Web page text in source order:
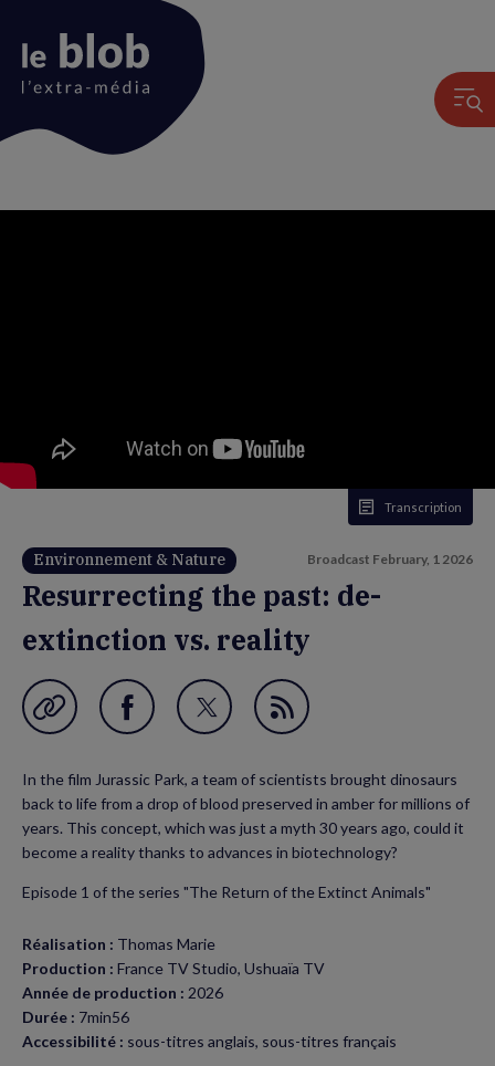
Transcription
Environnement & Nature Broadcast February, 1 2026
Resurrecting the past: de-
extinction vs. reality
Garder en favori
Share
Facebook
(new
window)
Share
Twitter
(new
window)
Flux
In the film Jurassic Park, a team of scientists brought dinosaurs
back to life from a drop of blood preserved in amber for millions of
years. This concept, which was just a myth 30 years ago, could it
become a reality thanks to advances in biotechnology?
Episode 1 of the series "The Return of the Extinct Animals"
Réalisation : Thomas Marie
Production : France TV Studio, Ushuaïa TV
Année de production : 2026
Durée : 7min56
Accessibilité : sous-titres anglais, sous-titres français